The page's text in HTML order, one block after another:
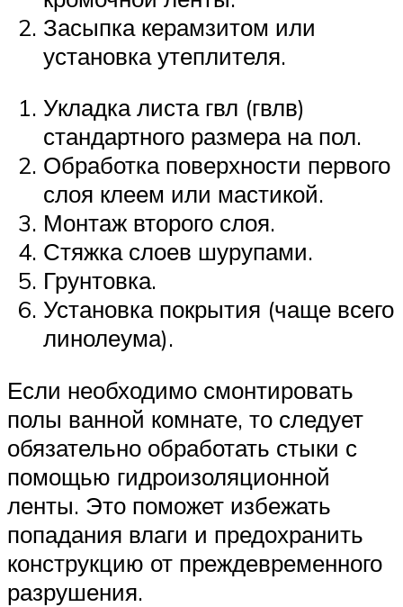
Засыпка керамзитом или
установка утеплителя.
Укладка листа гвл (гвлв)
стандартного размера на пол.
Обработка поверхности первого
слоя клеем или мастикой.
Монтаж второго слоя.
Стяжка слоев шурупами.
Грунтовка.
Установка покрытия (чаще всего
линолеума).
Если необходимо смонтировать
полы ванной комнате, то следует
обязательно обработать стыки с
помощью гидроизоляционной
ленты. Это поможет избежать
попадания влаги и предохранить
конструкцию от преждевременного
разрушения.